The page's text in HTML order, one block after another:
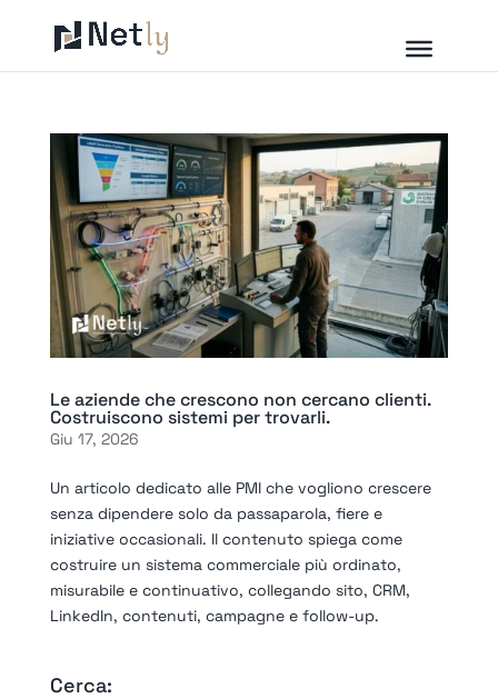
Le aziende che crescono non cercano clienti.
Costruiscono sistemi per trovarli.
Giu 17, 2026
Un articolo dedicato alle PMI che vogliono crescere
senza dipendere solo da passaparola, fiere e
iniziative occasionali. Il contenuto spiega come
costruire un sistema commerciale più ordinato,
misurabile e continuativo, collegando sito, CRM,
LinkedIn, contenuti, campagne e follow-up.
Cerca: